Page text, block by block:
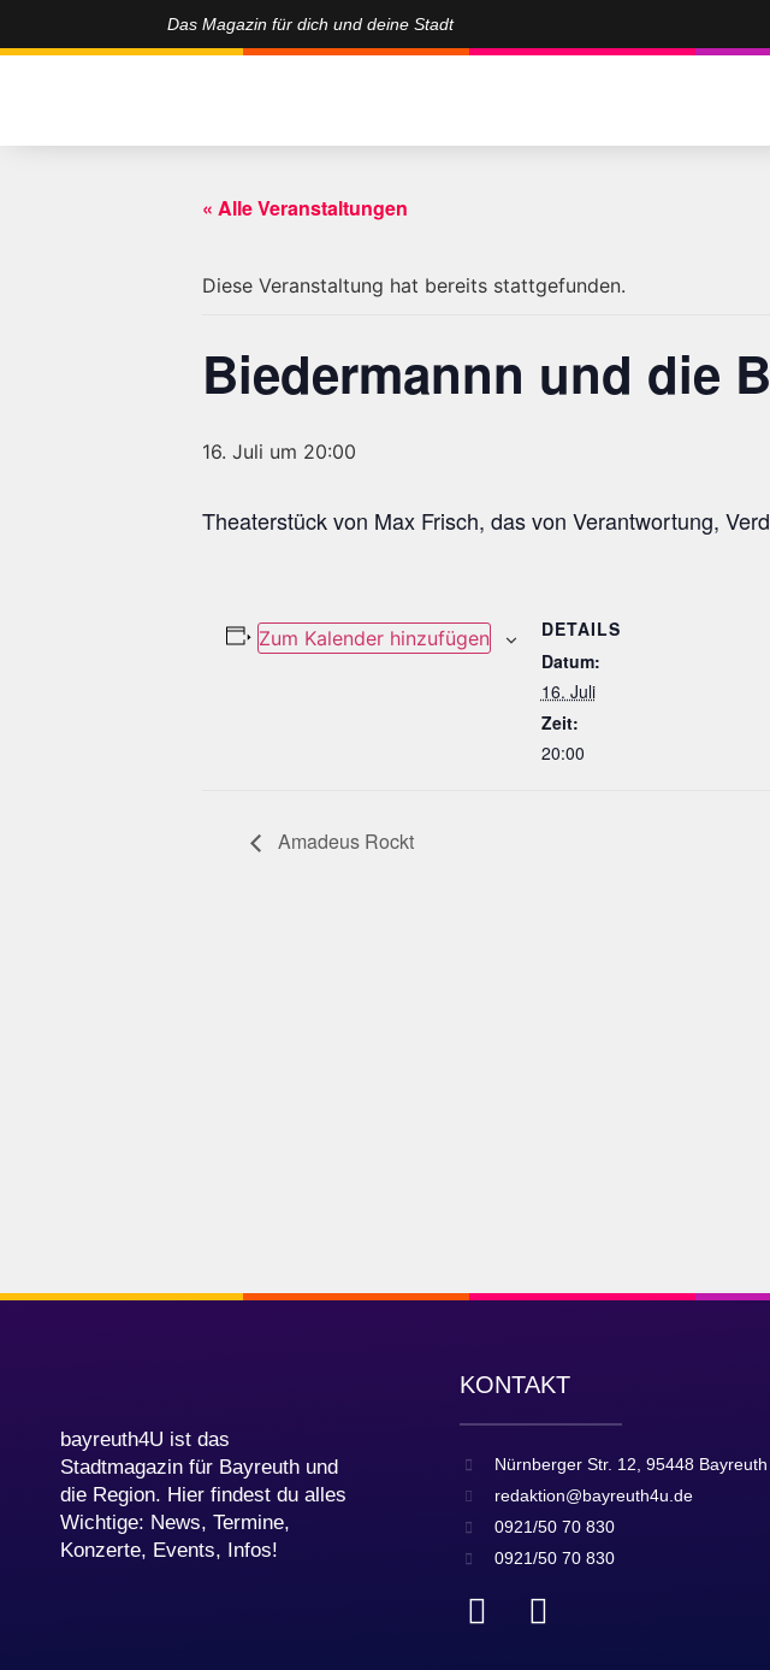
Das Magazin für dich und deine Stadt
« Alle Veranstaltungen
Diese Veranstaltung hat bereits stattgefunden.
Biedermannn und die
16. Juli um 20:00
Theaterstück von Max Frisch, das von Verantwortung,
Zum Kalender hinzufügen
DETAILS
Datum:
16. Juli
Zeit:
20:00
Amadeus Rockt
bayreuth4U ist das
Stadtmagazin für Bayreuth und
die Region. Hier findest du alles
Wichtige: News, Termine,
Konzerte, Events, Infos!
KONTAKT
Nürnberger Str. 12, 95448 Bayreuth
redaktion@bayreuth4u.de
0921/50 70 830
0921/50 70 830